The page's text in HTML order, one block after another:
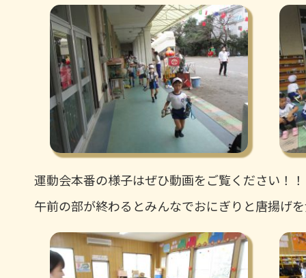
運動会本番の様子はぜひ動画をご覧ください！！
午前の部が終わるとみんなでおにぎりと唐揚げ